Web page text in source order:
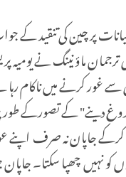
پر چین کی
3 جون کو وزارت خارجہ کی
غور کرنے میں ناکام
دینے" کے تصورکے
جاپان نہ صرف اپنے
نہیں چھپا سکتا۔